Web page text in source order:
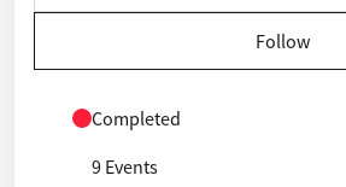
Follow
Completed
9 Events